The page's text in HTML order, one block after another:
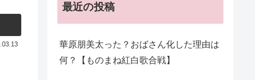
最近の投稿
華原朋美太った？おばさん化した理由は
何？【ものまね紅白歌合戦】